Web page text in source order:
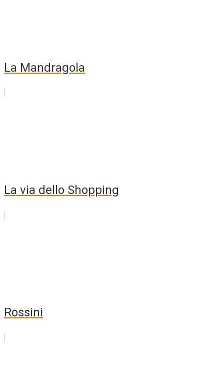
La Mandragola
La via dello Shopping
Rossini